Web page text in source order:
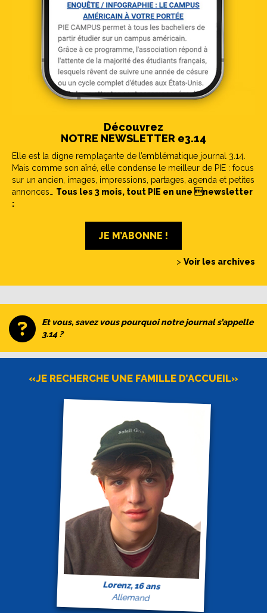
Découvrez
NOTRE NEWSLETTER e3.14
Elle est la digne remplaçante de l’emblématique journal 3.14.
Mais comme son aîné, elle condense le meilleur de PIE : focus
sur un ancien, images, impressions, partages, agenda et petites
annonces… Tous les 3 mois, tout PIE en une newsletter
:
JE M’ABONNE !
> Voir les archives
Et vous, savez vous pourquoi notre journal s’appelle
3.14 ?
«JE RECHERCHE UNE FAMILLE D’ACCUEIL»
Lorenz, 16 ans
Allemand